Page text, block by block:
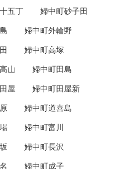
五丁
婦中町砂子田
婦中町外輪野
婦中町高塚
山
婦中町田島
屋
婦中町田屋新
婦中町道喜島
婦中町富川
婦中町長沢
婦中町成子